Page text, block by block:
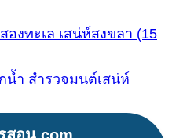
งทะเล เสน่ห์สงขลา (15
น้ำ สำรวจมนต์เสน่ห์
สอน.com